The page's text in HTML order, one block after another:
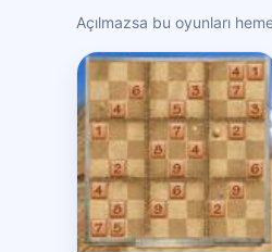
Açılmazsa bu oyunları